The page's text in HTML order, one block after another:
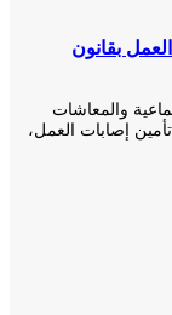
بقانون
والمعاشات
فى باب تأمين إصابات العمل،